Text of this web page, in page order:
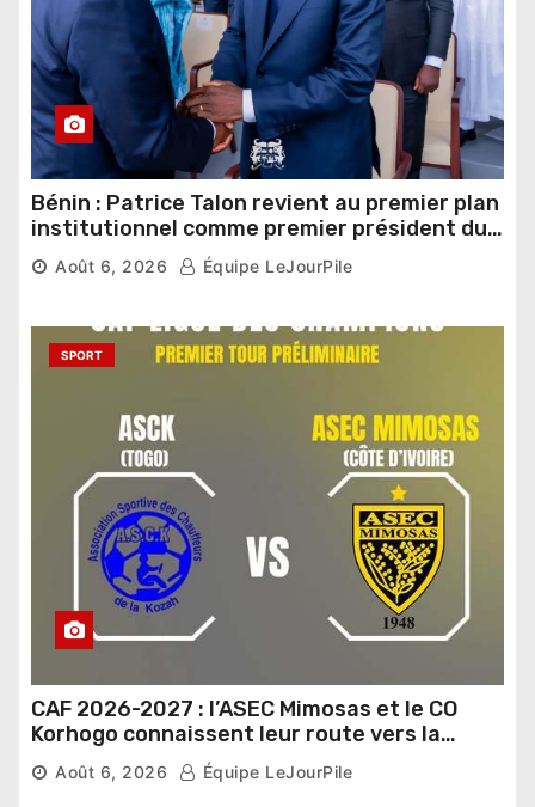
Bénin : Patrice Talon revient au premier plan
institutionnel comme premier président du
Sénat
Août 6, 2026 Équipe LeJourPile
SPORT
CAF 2026-2027 : l’ASEC Mimosas et le CO
Korhogo connaissent leur route vers la
phase de groupes
Août 6, 2026 Équipe LeJourPile